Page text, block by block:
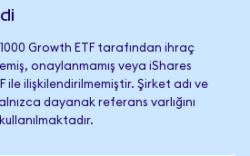
1000 Growth ETF tarafından ihraç
onaylanmamış veya iShares
ile ilişkilendirilmemiştir. Şirket adı ve
dayanak referans varlığını